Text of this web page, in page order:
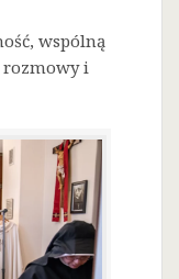
wspólną
rozmowy i